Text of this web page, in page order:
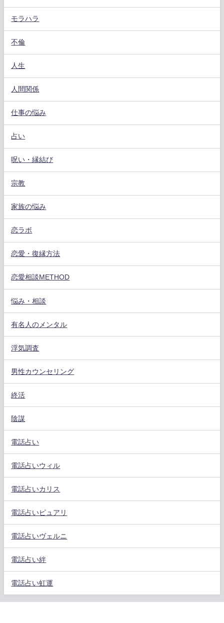
モラハラ
不倫
人生
人間関係
仕事の悩み
占い
呪い・縁結び
宗教
家族の悩み
恋ラボ
恋愛・復縁方法
恋愛相談METHOD
悩み・相談
有名人のメンタル
浮気調査
男性カウンセリング
終活
陰謀
電話占い
電話占いウィル
電話占いカリス
電話占いピュアリ
電話占いヴェルニ
電話占い絆
電話占い虹運